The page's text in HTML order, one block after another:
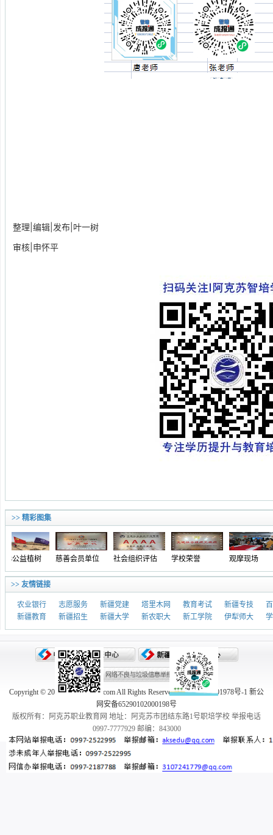
整理|编辑|发布|叶一树
审核|申怀平
>> 精彩图集
慈善会员单位 社会组织评估 学校荣誉 观摩现场 授牌
>> 友情链接
农业银行 志愿服务 新疆党建 塔里木网 教育考试 新疆专技
新疆教育
新疆招生 新疆大学 新农职大 新工学院 伊犁师大
Copyright © 2005-2026 aksedu.com All Rights Reserved. 新ICP备10001978号-1 新公
网安备65290102000198号
版权所有：阿克苏职业教育网 地址：阿克苏市团结东路1号职培学校 举报电话
0997-7777929 邮编：843000